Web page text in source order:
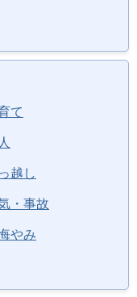
て
越し
・事故
やみ